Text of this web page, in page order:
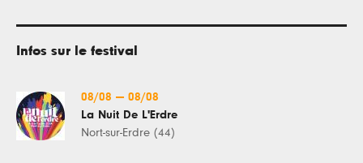
Infos sur le festival
08/08 — 08/08
La Nuit De L'Erdre
Nort-sur-Erdre (44)